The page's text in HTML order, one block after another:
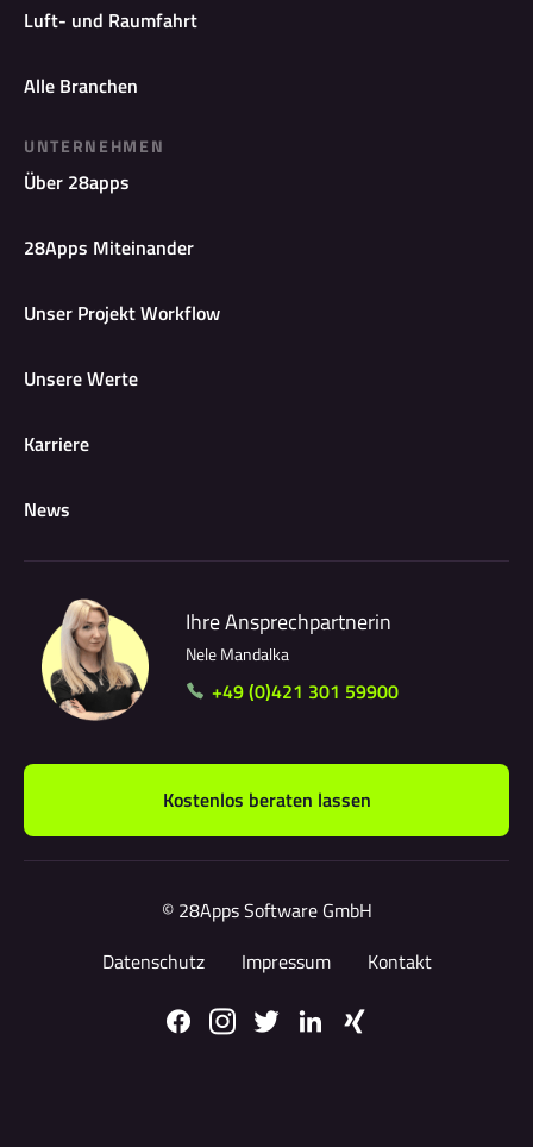
Luft- und Raumfahrt
Alle Branchen
UNTERNEHMEN
Über 28apps
28Apps Miteinander
Unser Projekt Workflow
Unsere Werte
Karriere
News
Ihre Ansprechpartnerin
Nele Mandalka
+49 (0)421 301 59900
Kostenlos beraten lassen
© 28Apps Software GmbH
Datenschutz
Impressum Kontakt